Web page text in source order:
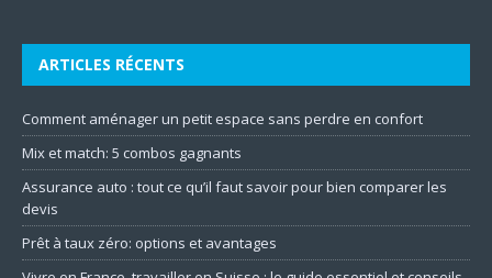
ARTICLES RÉCENTS
Comment aménager un petit espace sans perdre en confort
Mix et match: 5 combos gagnants
Assurance auto : tout ce qu’il faut savoir pour bien comparer les
devis
Prêt à taux zéro: options et avantages